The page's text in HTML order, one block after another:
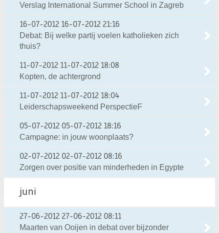
Verslag International Summer School in Zagreb
16-07-2012 16-07-2012 21:16
Debat: Bij welke partij voelen katholieken zich
thuis?
11-07-2012 11-07-2012 18:08
Kopten, de achtergrond
11-07-2012 11-07-2012 18:04
Leiderschapsweekend PerspectieF
05-07-2012 05-07-2012 18:16
Campagne: in jouw woonplaats?
02-07-2012 02-07-2012 08:16
Zorgen over positie van minderheden in Egypte
juni
27-06-2012 27-06-2012 08:11
Maarten van Ooijen in debat over bijzonder